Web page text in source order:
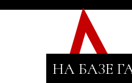
НА БАЗЕ